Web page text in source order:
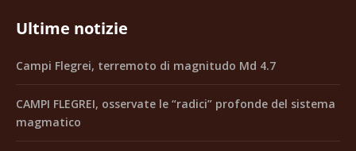
Ultime notizie
Campi Flegrei, terremoto di magnitudo Md 4.7
CAMPI FLEGREI, osservate le “radici” profonde del sistema
magmatico